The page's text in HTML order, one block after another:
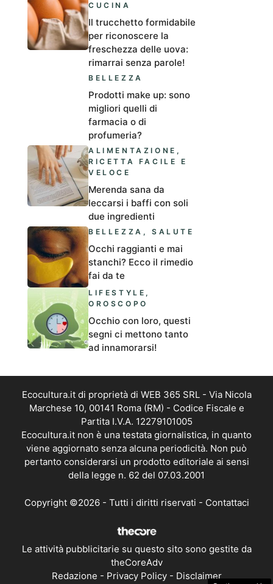
CUCINA
Il trucchetto formidabile
per riconoscere la
freschezza delle uova:
rimarrai senza parole!
BELLEZZA
Prodotti make up: sono
migliori quelli di
farmacia o di
profumeria?
ALIMENTAZIONE ,
RICETTA FACILE E
VELOCE
Merenda sana da
leccarsi i baffi con soli
due ingredienti
BELLEZZA ,SALUTE
Occhi raggianti e mai
stanchi? Ecco il rimedio
fai da te
LIFESTYLE ,
OROSCOPO
Occhio con loro, questi
segni ci mettono tanto
ad innamorarsi!
Ecocultura.it di proprietà di WEB 365 SRL - Via Nicola
Marchese 10, 00141 Roma (RM) - Codice Fiscale e
Partita I.V.A. 12279101005
Ecocultura.it non è una testata giornalistica, in quanto
viene aggiornato senza alcuna periodicità. Non può
pertanto considerarsi un prodotto editoriale ai sensi
della legge n. 62 del 07.03.2001
Copyright ©2026 - Tutti i diritti riservati - Contattaci
Le attività pubblicitarie su questo sito sono gestite da
theCoreAdv
Redazione - Privacy Policy- Disclaimer